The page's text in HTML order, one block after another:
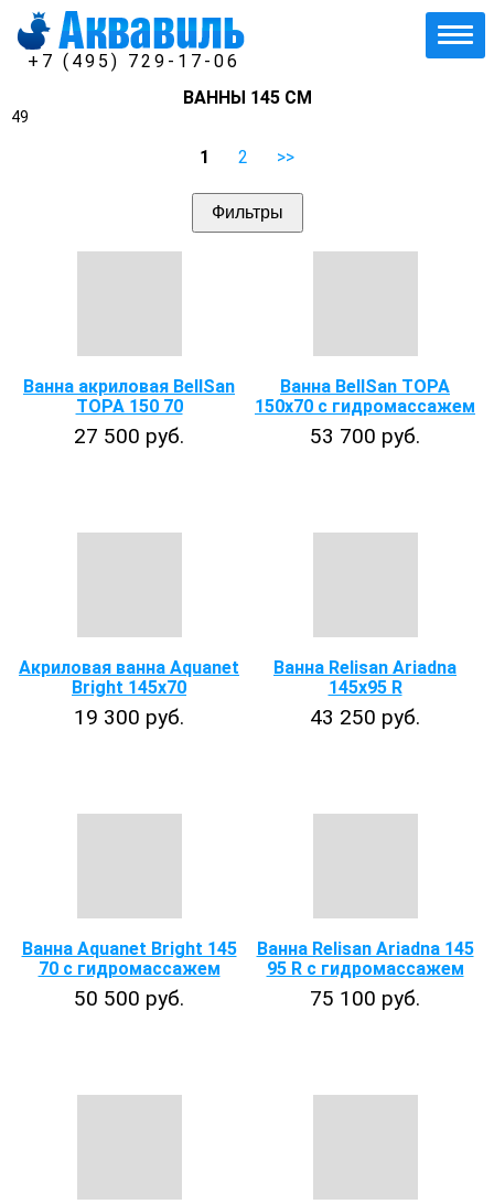
+7 (495) 729-17-06
ВАННЫ 145 СМ
49
1 2 >>
Фильтры
Ванна акриловая BellSan
ТОРА 150 70
27 500 руб.
Ванна BellSan ТОРА
150х70 с гидромассажем
53 700 руб.
Акриловая ванна Aquanet
Bright 145x70
19 300 руб.
Ванна Relisan Ariadna
145х95 R
43 250 руб.
Ванна Aquanet Bright 145
70 с гидромассажем
50 500 руб.
Ванна Relisan Ariadna 145
95 R с гидромассажем
75 100 руб.